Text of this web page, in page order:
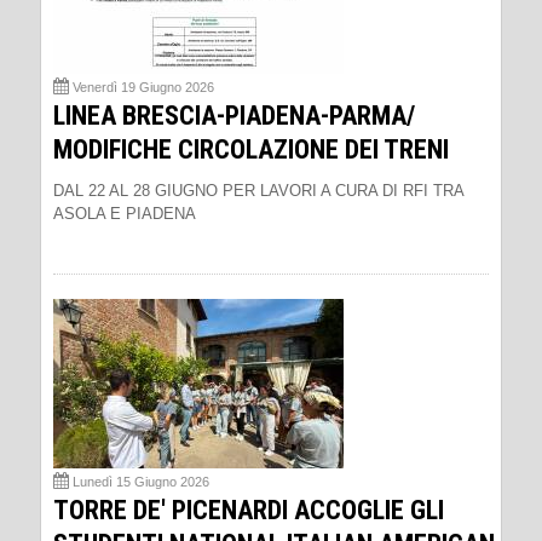
Venerdì 19 Giugno 2026
LINEA BRESCIA-PIADENA-PARMA/
MODIFICHE CIRCOLAZIONE DEI TRENI
DAL 22 AL 28 GIUGNO PER LAVORI A CURA DI RFI TRA
ASOLA E PIADENA
Lunedì 15 Giugno 2026
TORRE DE' PICENARDI ACCOGLIE GLI